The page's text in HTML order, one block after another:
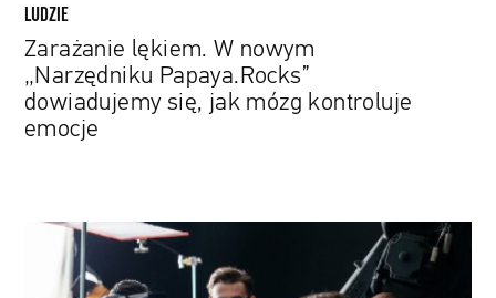
LUDZIE
Zarażanie lękiem. W nowym
„Narzędniku Papaya.Rocks”
dowiadujemy się, jak mózg kontroluje
emocje
Łubiński: